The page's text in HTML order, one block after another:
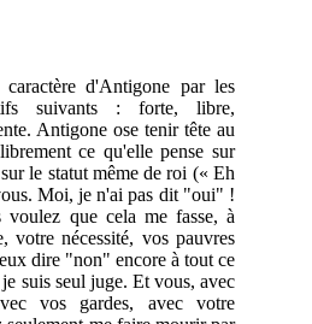
d'Antigone par les
suivants : forte, libre,
Antigone ose tenir tête au
ce qu'elle pense sur
le statut même de roi (« Eh
Moi, je n'ai pas dit "oui" !
voulez que cela me fasse, à
votre nécessité, vos pauvres
dire "non" encore à tout ce
suis seul juge. Et vous, avec
vos gardes, avec votre